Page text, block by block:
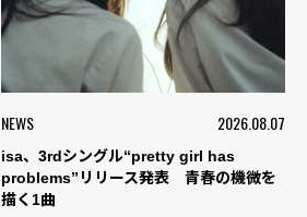
NEWS 2026.08.07
isa、3rdシングル“pretty girl has
problems”リリース発表 青春の機微を
描く1曲